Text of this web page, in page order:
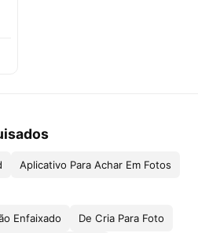
Aplicativo Para Achar Em Fotos
Enfaixado De Cria Para Foto